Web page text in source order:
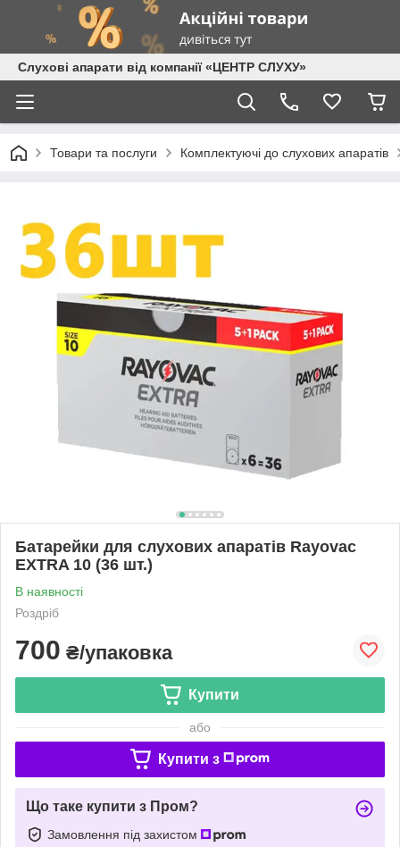
Слухові апарати від компанії «ЦЕНТР СЛУХУ»
Товари та послуги Комплектуючі до слухових апаратів
Батарейки для слухових апаратів Rayovac
EXTRA 10 (36 шт.)
В наявності
Роздріб
700 ₴/упаковка
Купити
або
Купити з
Що таке купити з Пром?
Замовлення під захистом